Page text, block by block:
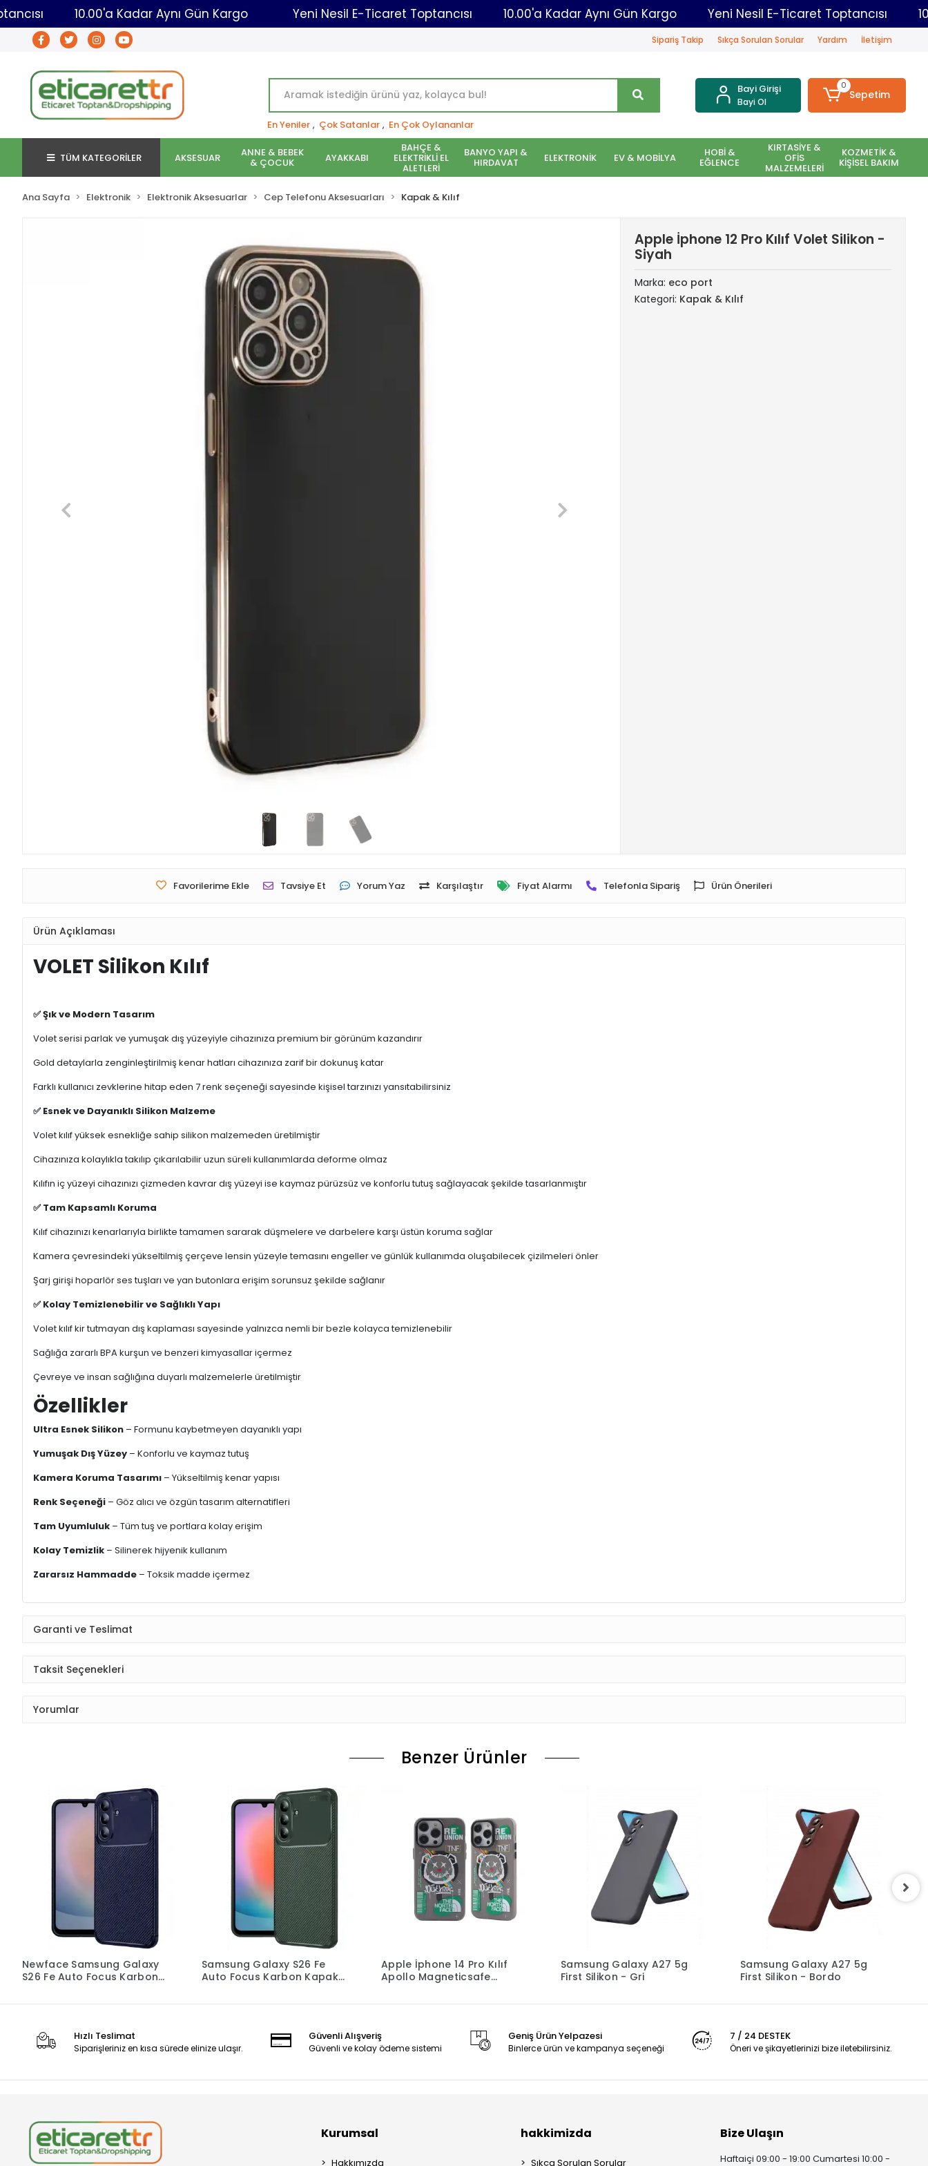
Toptancısı 10.00'a Kadar Aynı Gün Kargo Yeni Nesil E-Ticaret Toptancısı 10.00'a Kadar Aynı Gün Kargo Yeni Nesil E-Ticaret
Sipariş Takip Sıkça Sorulan Sorular Yardım İletişim
En Yeniler , Çok Satanlar , En Çok Oylananlar
Bayi Girişi
Bayi Ol
0
Sepetim
TÜM KATEGORİLER AKSESUAR ANNE & BEBEK
& ÇOCUK AYAKKABI
BAHÇE &
ELEKTRİKLİ EL
ALETLERİ
BANYO YAPI &
HIRDAVAT ELEKTRONİK EV & MOBİLYA HOBİ &
EĞLENCE
KIRTASİYE &
OFİS
MALZEMELERİ
KOZMETİK &
KİŞİSEL BAKIM
Ana Sayfa Elektronik Elektronik Aksesuarlar Cep Telefonu Aksesuarları Kapak & Kılıf
Apple İphone 12 Pro Kılıf Volet Silikon -
Siyah
Marka: eco port
Kategori: Kapak & Kılıf
Favorilerime Ekle Tavsiye Et Yorum Yaz Karşılaştır Fiyat Alarmı Telefonla Sipariş Ürün Önerileri
Ürün Açıklaması
VOLET Silikon Kılıf
✅ Şık ve Modern Tasarım
Volet serisi parlak ve yumuşak dış yüzeyiyle cihazınıza premium bir görünüm kazandırır
Gold detaylarla zenginleştirilmiş kenar hatları cihazınıza zarif bir dokunuş katar
Farklı kullanıcı zevklerine hitap eden 7 renk seçeneği sayesinde kişisel tarzınızı yansıtabilirsiniz
✅ Esnek ve Dayanıklı Silikon Malzeme
Volet kılıf yüksek esnekliğe sahip silikon malzemeden üretilmiştir
Cihazınıza kolaylıkla takılıp çıkarılabilir uzun süreli kullanımlarda deforme olmaz
Kılıfın iç yüzeyi cihazınızı çizmeden kavrar dış yüzeyi ise kaymaz pürüzsüz ve konforlu tutuş sağlayacak şekilde tasarlanmıştır
✅ Tam Kapsamlı Koruma
Kılıf cihazınızı kenarlarıyla birlikte tamamen sararak düşmelere ve darbelere karşı üstün koruma sağlar
Kamera çevresindeki yükseltilmiş çerçeve lensin yüzeyle temasını engeller ve günlük kullanımda oluşabilecek çizilmeleri önler
Şarj girişi hoparlör ses tuşları ve yan butonlara erişim sorunsuz şekilde sağlanır
✅ Kolay Temizlenebilir ve Sağlıklı Yapı
Volet kılıf kir tutmayan dış kaplaması sayesinde yalnızca nemli bir bezle kolayca temizlenebilir
Sağlığa zararlı BPA kurşun ve benzeri kimyasallar içermez
Çevreye ve insan sağlığına duyarlı malzemelerle üretilmiştir
Özellikler
Ultra Esnek Silikon – Formunu kaybetmeyen dayanıklı yapı
Yumuşak Dış Yüzey – Konforlu ve kaymaz tutuş
Kamera Koruma Tasarımı – Yükseltilmiş kenar yapısı
Renk Seçeneği – Göz alıcı ve özgün tasarım alternatifleri
Tam Uyumluluk – Tüm tuş ve portlara kolay erişim
Kolay Temizlik – Silinerek hijyenik kullanım
Zararsız Hammadde – Toksik madde içermez
Garanti ve Teslimat
Taksit Seçenekleri
Yorumlar
Benzer Ürünler
Newface Samsung Galaxy
S26 Fe Auto Focus Karbon
Samsung Galaxy S26 Fe
Auto Focus Karbon Kapak
Apple İphone 14 Pro Kılıf
Apollo Magneticsafe
Samsung Galaxy A27 5g
First Silikon - Gri
Samsung Galaxy A27 5g
First Silikon - Bordo
Hızlı Teslimat
Siparişleriniz en kısa sürede elinize ulaşır.
Güvenli Alışveriş
Güvenli ve kolay ödeme sistemi
Geniş Ürün Yelpazesi
Binlerce ürün ve kampanya seçeneği
7 / 24 DESTEK
Öneri ve şikayetlerinizi bize iletebilirsiniz.
Kurumsal
Hakkımızda
hakkimizda
Sıkça Sorulan Sorular
Bize Ulaşın
Haftaiçi 09:00 - 19:00 Cumartesi 10:00 -